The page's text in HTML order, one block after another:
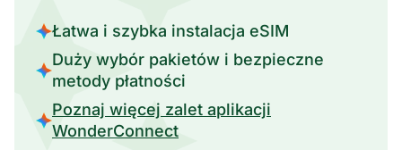
Łatwa i szybka instalacja eSIM
Duży wybór pakietów i bezpieczne
metody płatności
Poznaj więcej zalet aplikacji
WonderConnect